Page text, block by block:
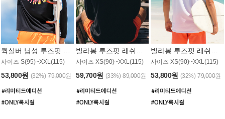
사이즈 S(95)~XXL(115)
53,800원 (32%) 79,000원
사이즈 XS(90)~XXL(115)
59,700원 (33%) 89,000원
사이즈 XS(90)~XXL(115)
53,800원 (32%) 79,000원